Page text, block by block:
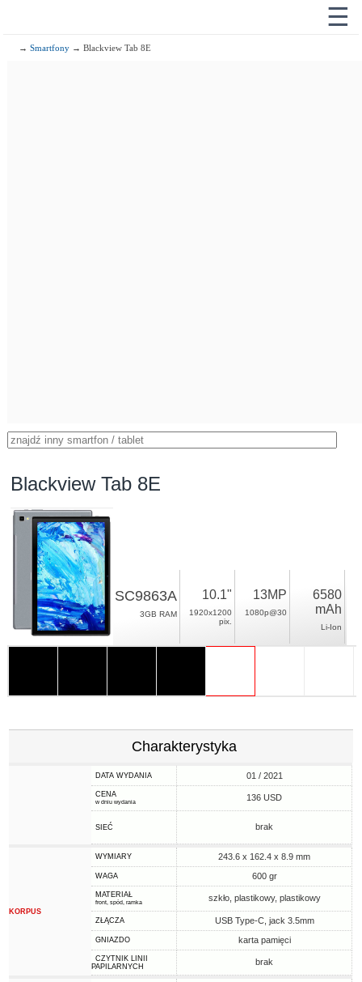
☰
→Smartfony → Blackview Tab 8E
Blackview Tab 8E
SC9863A
3GB RAM
10.1"
1920x1200
pix.
13MP
1080p@30
6580
mAh
Li-Ion
Charakterystyka
DATA WYDANIA 01 / 2021
CENA
w dniu wydania 136 USD
SIEĆ brak
KORPUS
WYMIARY 243.6 x 162.4 x 8.9 mm
WAGA 600 gr
MATERIAŁ
front, spód, ramka szkło, plastikowy, plastikowy
ZŁĄCZA USB Type-C, jack 3.5mm
GNIAZDO karta pamięci
CZYTNIK LINII
PAPILARNYCH
brak